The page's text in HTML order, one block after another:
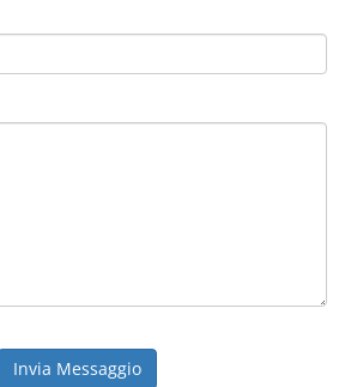
Invia Messaggio